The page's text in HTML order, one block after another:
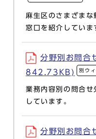
麻生区のさまざま
窓口を紹介していま
分野別お問合
842.73KB)
別ウ
業務内容別の問合せ
しています。
分野別お問合